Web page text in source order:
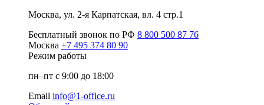
Москва, ул. 2-я Карпатская, вл. 4 стр.1
Бесплатный звонок по РФ 8 800 500 87 76
Москва +7 495 374 80 90
Режим работы
пн–пт с 9:00 до 18:00
Email info@1-office.ru